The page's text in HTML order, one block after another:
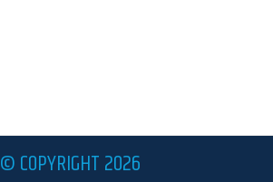
© COPYRIGHT 2026